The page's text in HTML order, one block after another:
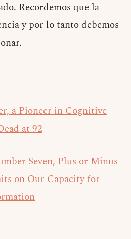
Recordemos que la
y por lo tanto debemos
a Pioneer in Cognitive
at 92
Seven, Plus or Minus
on Our Capacity for